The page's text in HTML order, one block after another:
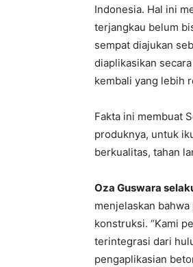
Indonesia. Hal ini
terjangkau belum
sempat diajukan
diaplikasikan
kembali yang lebih
Fakta ini membuat
produknya, untuk
berkualitas, tahan
Oza Guswara
menjelaskan
konstruksi. “Kami
terintegrasi dari
pengaplikasian